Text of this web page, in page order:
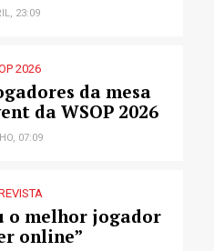
23:09
2026
da mesa
da WSOP 2026
07:09
o melhor jogador
online”